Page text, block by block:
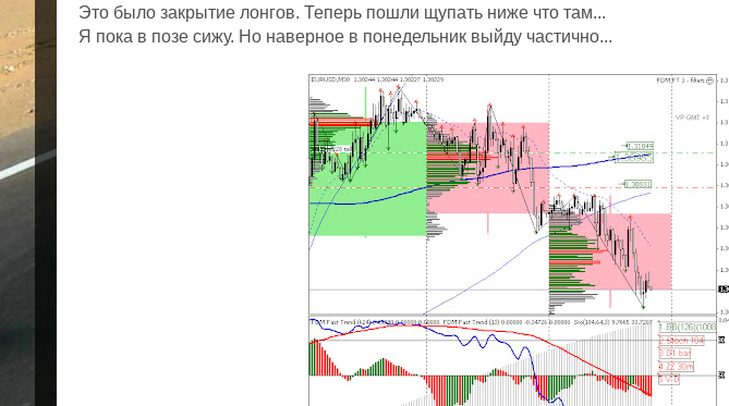
Это было закрытие лонгов. Теперь пошли щупать ниже что там...
Я пока в позе сижу. Но наверное в понедельник выйду частично...